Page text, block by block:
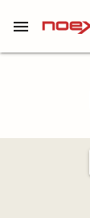
menu